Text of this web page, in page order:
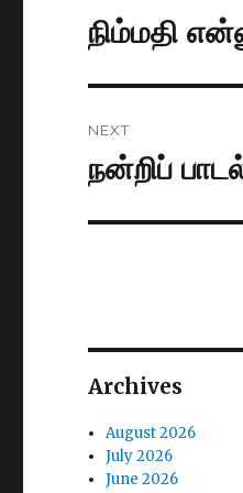
navigation
Previous
post:
நிம்மதி
NEXT
Next
post:
நன்றிப்
Archives
August 2026
July 2026
June 2026